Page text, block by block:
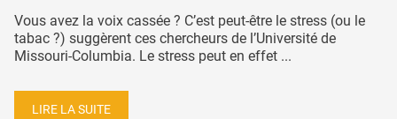
Vous avez la voix cassée ? C’est peut-être le stress (ou le
tabac ?) suggèrent ces chercheurs de l’Université de
Missouri-Columbia. Le stress peut en effet ...
LIRE LA SUITE